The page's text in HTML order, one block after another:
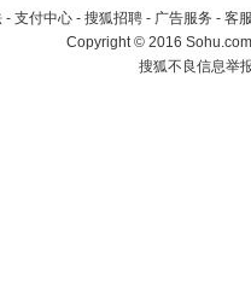
- 支付中心 - 搜狐招聘 - 广告服务 - 客
Copyright©2016
搜狐不良信息举